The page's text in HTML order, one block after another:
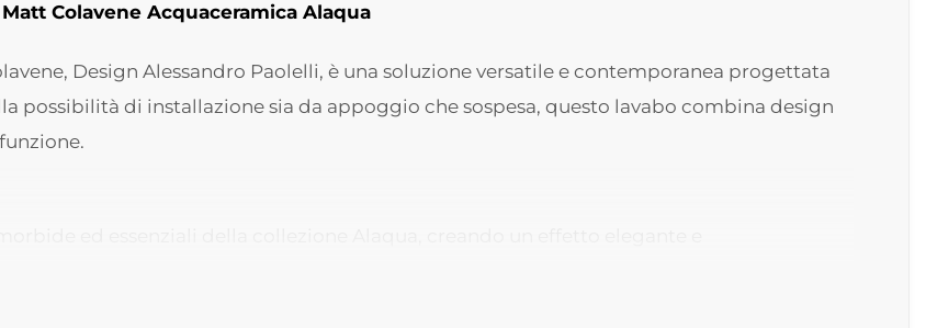
Colavene Acquaceramica Alaqua
Design Alessandro Paolelli, è una soluzione versatile e contemporanea progettata
possibilità di installazione sia da appoggio che sospesa, questo lavabo combina design
e finiture moderne.